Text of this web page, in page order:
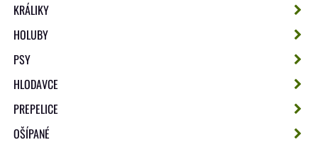
KRÁLIKY
HOLUBY
PSY
HLODAVCE
PREPELICE
OŠÍPANÉ